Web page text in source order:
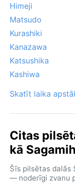
Himeji
Matsudo
Kurashiki
Kanazawa
Katsushika
Kashiwa
Skatīt laika
Citas
kā
Šīs pilsētas dalās
— noderīgi zvanu